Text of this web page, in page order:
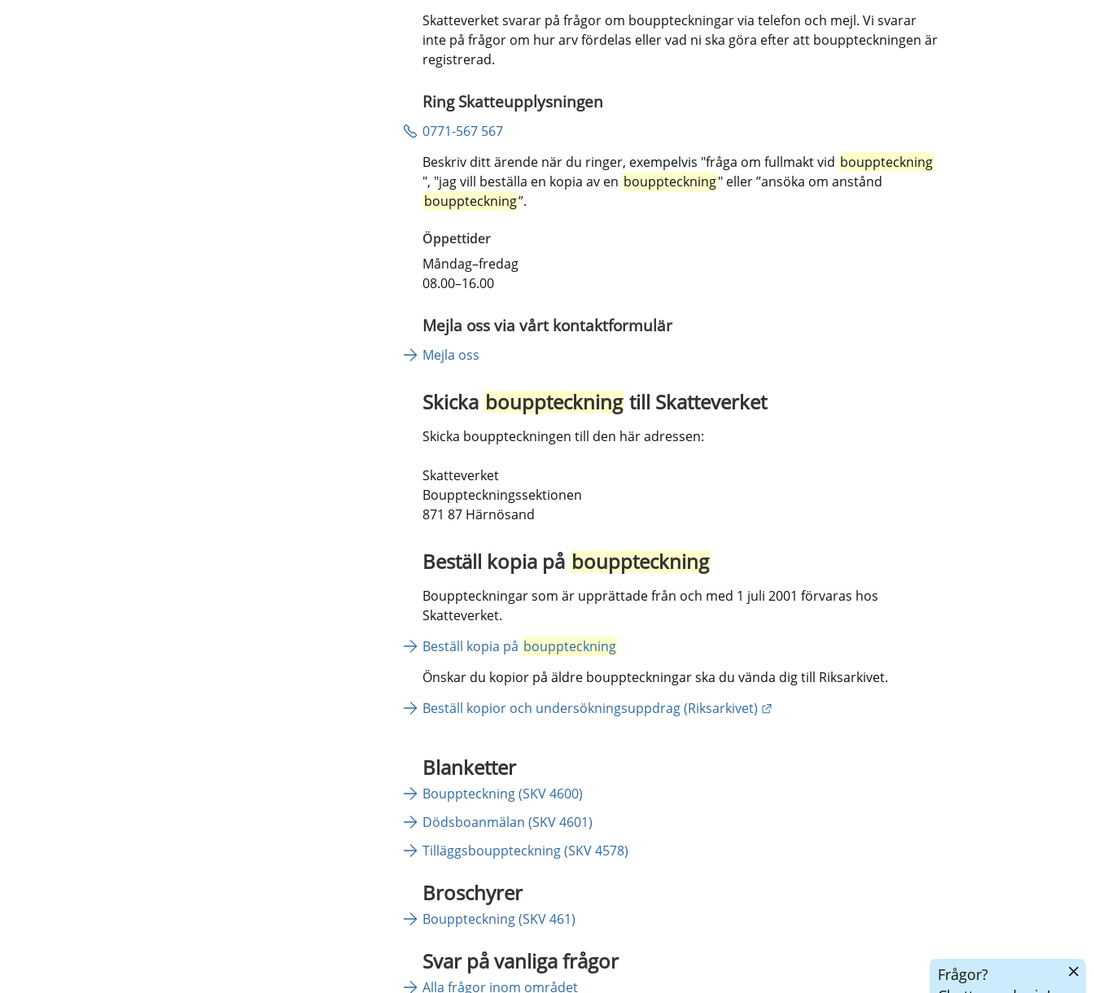
Skatteverket svarar på frågor om bouppteckningar via telefon och mejl. Vi svarar
inte på frågor om hur arv fördelas eller vad ni ska göra efter att bouppteckningen är
registrerad.
Ring Skatteupplysningen
0771-567 567
Beskriv ditt ärende när du ringer, exempelvis "fråga om fullmakt vid bouppteckning
", "jag vill beställa en kopia av en bouppteckning" eller ”ansöka om anstånd
bouppteckning”.
Öppettider
Måndag–fredag
08.00–16.00
Mejla oss via vårt kontaktformulär
Mejla oss
Skicka bouppteckning till Skatteverket
Skicka bouppteckningen till den här adressen:
Skatteverket
Bouppteckningssektionen
871 87 Härnösand
Beställ kopia på bouppteckning
Bouppteckningar som är upprättade från och med 1 juli 2001 förvaras hos
Skatteverket.
Beställ kopia på bouppteckning
Önskar du kopior på äldre bouppteckningar ska du vända dig till Riksarkivet.
Beställ kopior och undersökningsuppdrag (Riksarkivet)
Länk till annan webbplats.
Blanketter
Bouppteckning (SKV 4600)
Dödsboanmälan (SKV 4601)
Tilläggsbouppteckning (SKV 4578)
Broschyrer
Bouppteckning (SKV 461)
Svar på vanliga frågor
Alla frågor inom området
Frågor?
Dölj